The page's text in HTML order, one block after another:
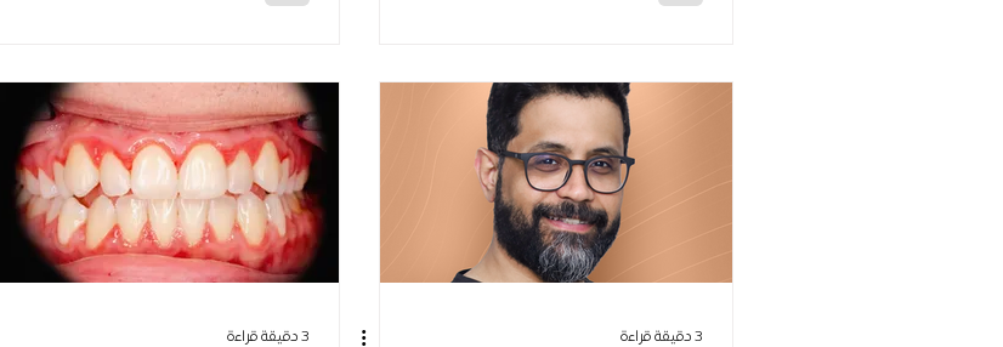
3 دقيقة قراءة 3 دقيقة قراءة